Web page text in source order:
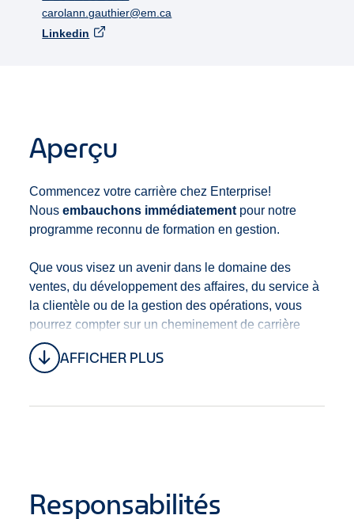
carolann.gauthier@em.ca
Linkedin
Aperçu
AFFICHER PLUS
Commencez votre carrière chez Enterprise!
Nousembauchons immédiatement pour notre
programme reconnu de formation en gestion.
Que vous visez un avenir dans le domaine des
ventes, du développement des affaires, du service à
la clientèle ou de la gestion des opérations, vous
pourrez compter sur un cheminement de carrière
clair avec de multiples opportunités d’avancement.
Grâce à la formation et développement, au mentorat
Nous offrons un régimed’avantages
Responsabilités